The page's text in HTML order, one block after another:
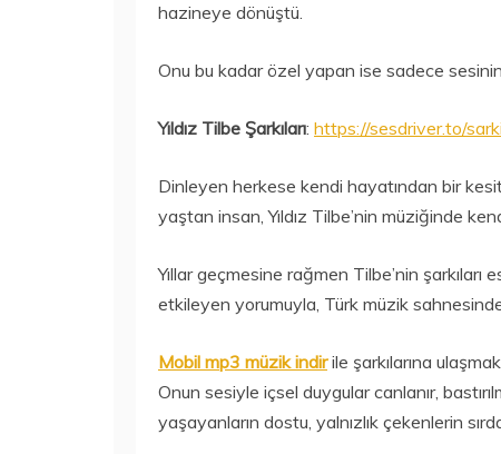
hazineye dönüştü.
Onu bu kadar özel yapan ise sadece
Yıldız Tilbe Şarkıları: https://sesdriver.to/
Dinleyen herkese kendi hayatından bir kesit
yaştan insan, Yıldız Tilbe’nin müziğinde
Yıllar geçmesine rağmen Tilbe’nin
etkileyen yorumuyla, Türk müzik
Mobil mp3 müzik indirile şarkılarına
Onun sesiyle içsel duygular canlanır,
yaşayanların dostu, yalnızlık çekenlerin